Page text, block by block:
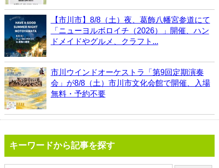
【市川市】8/8（土）夜、葛飾八幡宮参道にて
「ニューヨルボロイチ（2026）」開催、ハン
ドメイドやグルメ、クラフト...
市川ウインドオーケストラ「第9回定期演奏
会」が8/8（土）市川市文化会館で開催、入場
無料・予約不要
キーワードから記事を探す